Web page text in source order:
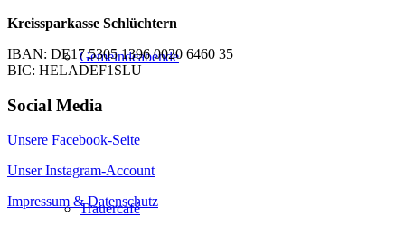
Gemeindeabende
Trauercafé
Kreissparkasse Schlüchtern
IBAN: DE17 5305 1396 0020 6460 35
BIC: HELADEF1SLU
Social Media
Unsere Facebook-Seite
Unser Instagram-Account
Impressum & Datenschutz